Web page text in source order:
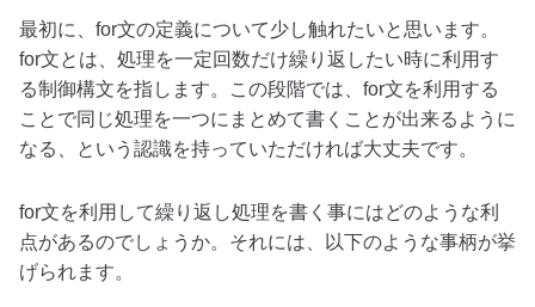
最初に、for文の定義について少し触れたいと思います。
for文とは、処理を一定回数だけ繰り返したい時に利用す
る制御構文を指します。この段階では、for文を利用する
ことで同じ処理を一つにまとめて書くことが出来るように
なる、という認識を持っていただければ大丈夫です。
for文を利用して繰り返し処理を書く事にはどのような利
点があるのでしょうか。それには、以下のような事柄が挙
げられます。